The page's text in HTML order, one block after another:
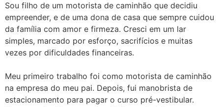
Sou filho de um motorista de caminhão que decidiu
empreender, e de uma dona de casa que sempre cuidou
da família com amor e firmeza. Cresci em um lar
simples, marcado por esforço, sacrifícios e muitas
vezes por dificuldades financeiras.
Meu primeiro trabalho foi como motorista de caminhão
na empresa do meu pai. Depois, fui manobrista de
estacionamento para pagar o curso pré-vestibular.